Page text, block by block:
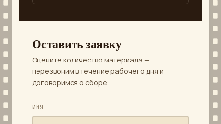
Оставить заявку
Оцените количество материала —
перезвоним в течение рабочего дня и
договоримся о сборе.
ИМЯ